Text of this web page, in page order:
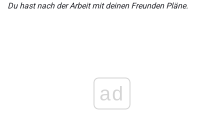
Du hast nach der Arbeit mit deinen Freunden Pläne.
ad